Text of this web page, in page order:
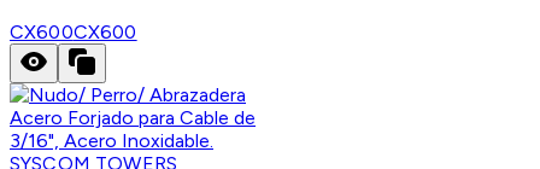
CX600CX600
SYSCOM TOWERS